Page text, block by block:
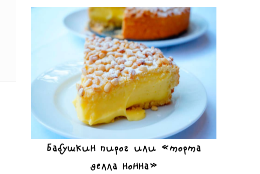
Бабушкин пирог или «торта
делла нонна»